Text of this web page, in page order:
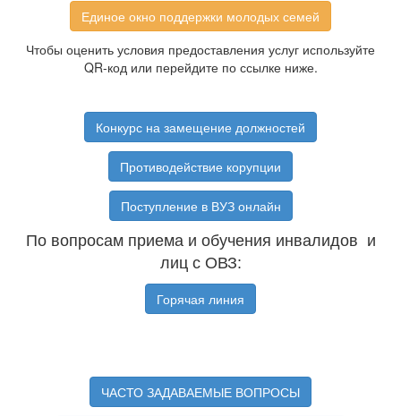
Единое окно поддержки молодых семей
Чтобы оценить условия предоставления услуг используйте
QR-код или перейдите по ссылке ниже.
Конкурс на замещение должностей
Противодействие корупции
Поступление в ВУЗ онлайн
По вопросам приема и обучения инвалидов и
лиц с ОВЗ:
Горячая линия
ЧАСТО ЗАДАВАЕМЫЕ ВОПРОСЫ